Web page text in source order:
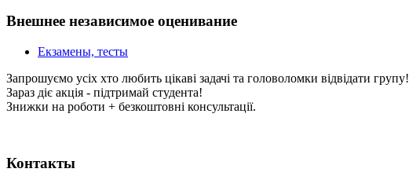
Внешнее независимое оценивание
Екзамены, тесты
Запрошуємо усіх хто любить цікаві задачі та головоломки відвідати групу!
Зараз діє акція - підтримай студента!
Знижки на роботи + безкоштовні консультації.
Контакты